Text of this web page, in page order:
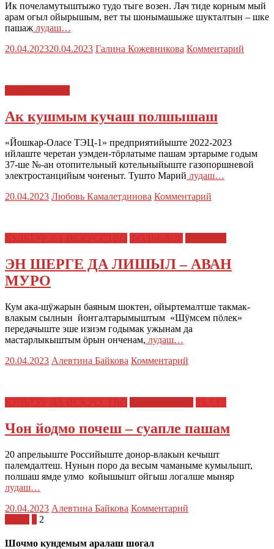
Ик почеламутыштыжо тудо тыге возен. Лач тиде корным мый
арам огыл ойырышым, вет ты шонымашыже шукталтын – шке
пашаж лудаш…
20.04.202320.04.2023 Галина Кожевникова Комментарий
Ак кушмым кучаш полшышаш
«Йошкар-Оласе ТЭЦ-1» предприятийыште 2022-2023
ийлаште черетан уэмден-тӧрлатыме пашам эртарыме годым
37-ше №-ан отопительный котельныйыште газопоршневой
электростанцийым чоҥеныт. Тушто Марий лудаш…
20.04.2023 Любовь Камалетдинова Комментарий
ЭН ШЕРГЕ ДА ЛИШЫЛ – АВАН
МУРО
Кум ака-шӱжарын баяным шоктен, ойыртемалтше такмак-
влакым сылнын йоҥгалтарымыштым «Шӱмсем пӧлек»
передачыште эше изиэм годымак ужынам да
мастарлыкыштым ӧрын онченам, лудаш…
20.04.2023 Алевтина Байкова Комментарий
Чон йодмо почеш – суапле пашам
20 апрельыште Российыште донор-влакын кечышт
палемдалтеш. Нунын поро да весым чаманыме кумылышт,
полшаш ямде улмо койышышт ойгыш логалше мыняр
лудаш…
20.04.2023 Алевтина Байкова Комментарий
Пагинация
записей
2
Шочмо кундемым аралаш шогал